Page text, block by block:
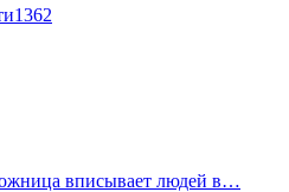
1362
вписывает людей в…